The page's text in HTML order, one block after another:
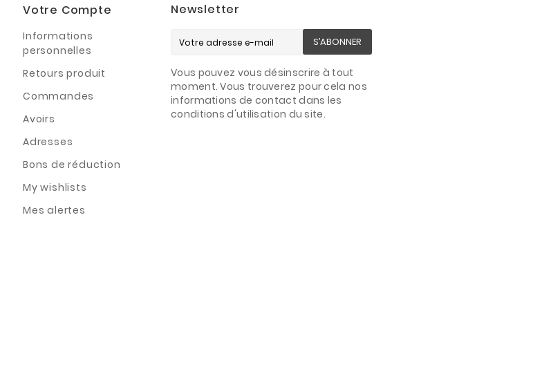
Votre Compte
Informations
personnelles
Retours produit
Commandes
Avoirs
Adresses
Bons de réduction
My wishlists
Mes alertes
Newsletter
S’ABONNER
Vous pouvez vous désinscrire à tout
moment. Vous trouverez pour cela nos
informations de contact dans les
conditions d'utilisation du site.